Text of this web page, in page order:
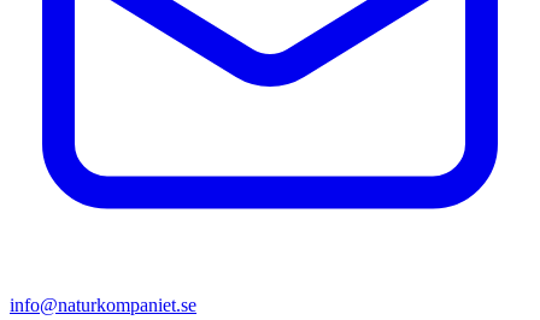
info@naturkompaniet.se